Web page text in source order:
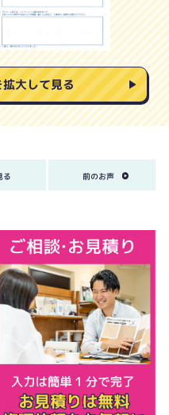
大して見る
る 前のお声